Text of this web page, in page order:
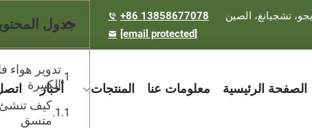
+86 13858677078
[email protected]
الصفحة الرئيسية معلومات عنا المنتجات أخبار
جدول
تدوير هواء
الكبيرة
متسق